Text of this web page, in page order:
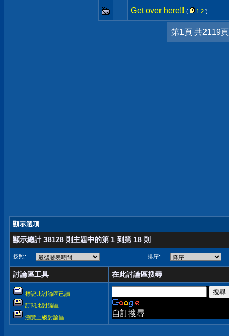
Get over here!! ( 1 2 )
第1頁 共2119頁
顯示選項
顯示總計 38128 則主題中的第 1 到第 18 則
按照: 排序:
討論區工具 在此討論區搜尋
標記此討論區已讀
訂閱此討論區
瀏覽上級討論區
自訂搜尋